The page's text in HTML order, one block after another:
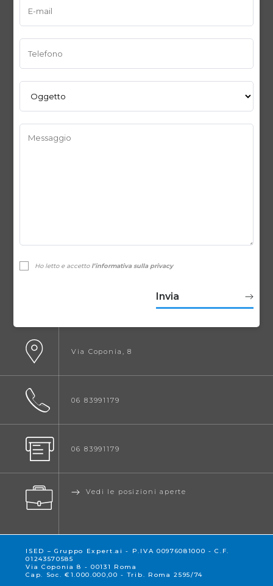
Via Coponia, 8
06 83991179
06 83991179
Vedi le posizioni aperte
Ho letto e accetto l’informativa sulla privacy
ISED – Gruppo Expert.ai - P.IVA 00976081000 - C.F.
01243570585
Via Coponia 8 - 00131 Roma
Cap. Soc. €1.000.000,00 - Trib. Roma 2595/74